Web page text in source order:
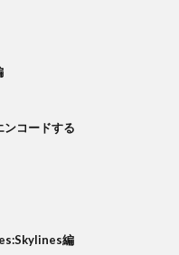
コードする
編